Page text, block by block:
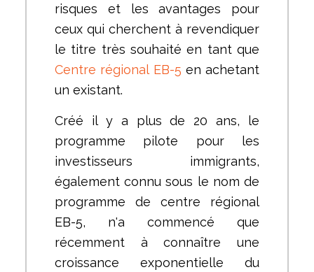
risques et les avantages pour
ceux qui cherchent à revendiquer
le titre très souhaité en tant que
Centre régional EB-5 en achetant
un existant.
Créé il y a plus de 20 ans, le
programme pilote pour les
investisseurs immigrants,
également connu sous le nom de
programme de centre régional
EB-5, n'a commencé que
récemment à connaître une
croissance exponentielle du